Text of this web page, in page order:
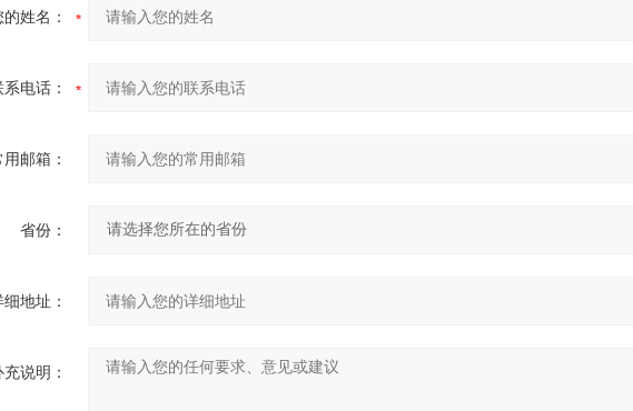
的姓名：
系电话：
用邮箱：
省份：
细地址：
充说明：